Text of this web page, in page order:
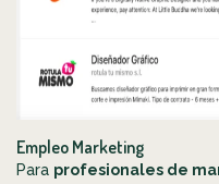
Empleo Marketing
Para profesionales de